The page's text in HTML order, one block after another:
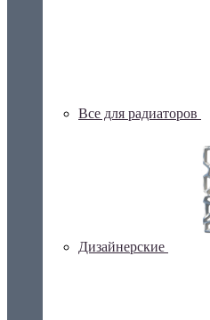
Все для радиаторов
Дизайнерские